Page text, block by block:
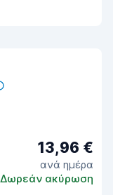
13,96 €
ανά ημέρα
Δωρεάν ακύρωση